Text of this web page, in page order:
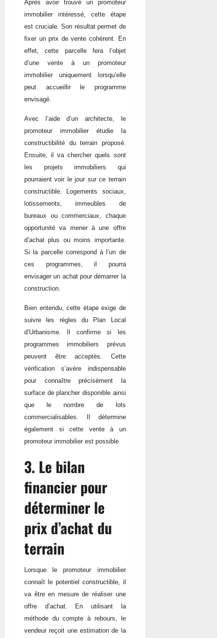
Après avoir trouvé un promoteur
immobilier intéressé, cette étape
est cruciale. Son résultat permet de
fixer un prix de vente cohérent. En
effet, cette parcelle fera l’objet
d’une vente à un promoteur
immobilier uniquement lorsqu’elle
peut accueillir le programme
envisagé.
Avec l’aide d’un architecte, le
promoteur immobilier étudie la
constructibilité du terrain proposé.
Ensuite, il va chercher quels sont
les projets immobiliers qui
pourraient voir le jour sur ce terrain
constructible. Logements sociaux,
lotissements, immeubles de
bureaux ou commerciaux, chaque
opportunité va mener à une offre
d’achat plus ou moins importante.
Si la parcelle correspond à l’un de
ces programmes, il pourra
envisager un achat pour démarrer la
construction.
Bien entendu, cette étape exige de
suivre les règles du Plan Local
d’Urbanisme. Il confirme si les
programmes immobiliers prévus
peuvent être acceptés. Cette
vérification s’avère indispensable
pour connaître précisément la
surface de plancher disponible ainsi
que le nombre de lots
commercialisables. Il détermine
également si cette vente à un
promoteur immobilier est possible.
3. Le bilan
financier pour
déterminer le
prix d’achat du
terrain
Lorsque le promoteur immobilier
connaît le potentiel constructible, il
va être en mesure de réaliser une
offre d’achat. En utilisant la
méthode du compte à rebours, le
vendeur reçoit une estimation de la